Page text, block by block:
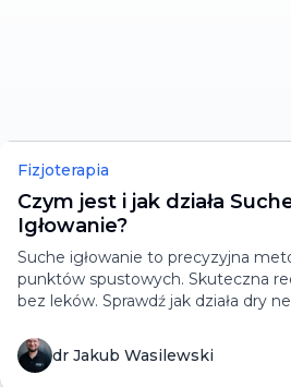
Fizjoterapia
Czym jest i jak działa
Igłowanie?
Suche igłowanie to precyzyjna
punktów spustowych. Skuteczna
bez leków. Sprawdź jak działa dry
dr Jakub Wasilewski